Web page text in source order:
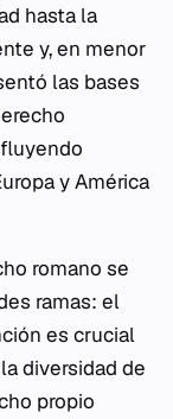
hasta la
y, en menor
las bases
y América
romano se
ramas: el
es crucial
diversidad de
propio